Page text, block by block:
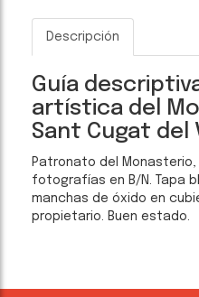
Descripción
Guía
artística del
Sant Cugat del
Patronato del Monasterio,
fotografías en B/N. Tapa
manchas de óxido en
propietario. Buen estado.